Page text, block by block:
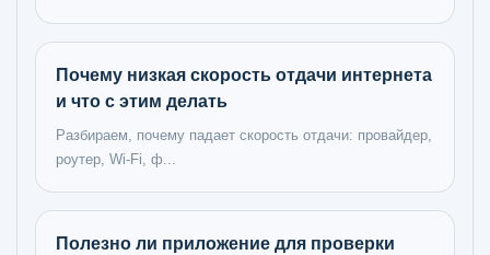
Почему низкая скорость отдачи интернета
и что с этим делать
Разбираем, почему падает скорость отдачи: провайдер,
роутер, Wi‑Fi, ф...
Полезно ли приложение для проверки